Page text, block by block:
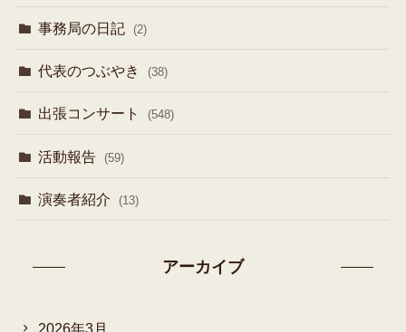
事務局の日記 (2)
代表のつぶやき (38)
出張コンサート (548)
活動報告 (59)
演奏者紹介 (13)
アーカイブ
2026年3月